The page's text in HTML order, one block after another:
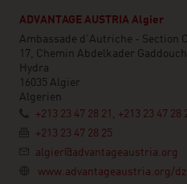
ADVANTAGE AUSTRIA Algier
Ambassade d'Autriche - Section
17, Chemin Abdelkader
Hydra
16035 Algier
Algerien
+213 23 47 28 21, +213 23 47 28
+213 23 47 28 25
algier@advantageaustria.org
www.advantageaustria.org/dz